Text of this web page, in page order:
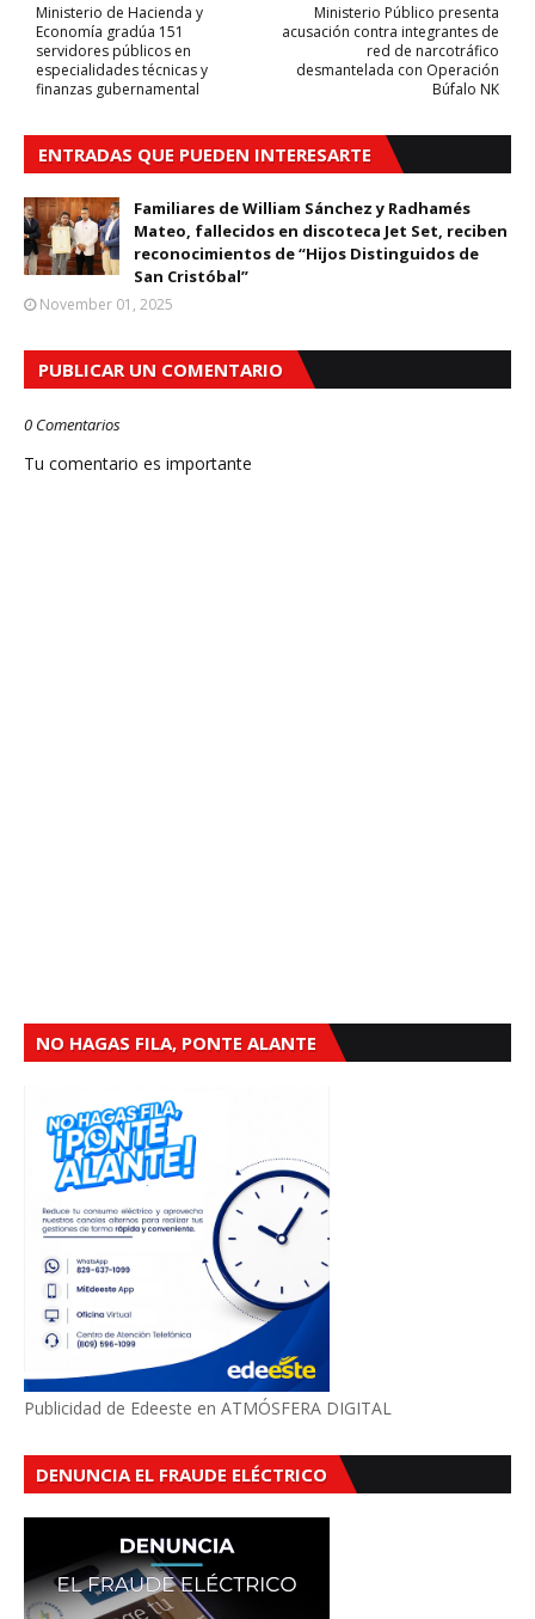
Ministerio Público presenta
acusación contra integrantes de
red de narcotráfico
desmantelada con Operación
Búfalo NK
Ministerio de Hacienda y
Economía gradúa 151
servidores públicos en
especialidades técnicas y
finanzas gubernamental
ENTRADAS QUE PUEDEN INTERESARTE
Familiares de William Sánchez y Radhamés
Mateo, fallecidos en discoteca Jet Set, reciben
reconocimientos de “Hijos Distinguidos de
San Cristóbal”
November 01, 2025
PUBLICAR UN COMENTARIO
0 Comentarios
Tu comentario es importante
NO HAGAS FILA, PONTE ALANTE
Publicidad de Edeeste en ATMÓSFERA DIGITAL
DENUNCIA EL FRAUDE ELÉCTRICO